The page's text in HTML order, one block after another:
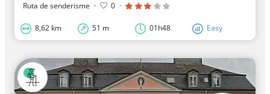
Ruta de senderisme · 0 ·
8,62 km 51 m 01h48 Easy